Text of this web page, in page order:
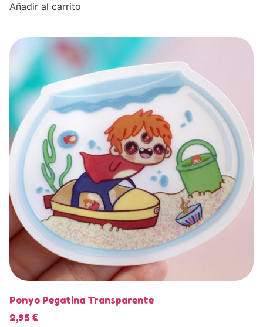
Añadir al carrito
Ponyo Pegatina Transparente
2,95 €